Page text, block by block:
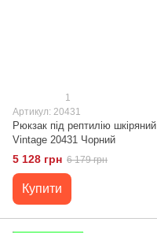
1
Артикул: 20431
Рюкзак під рептилію шкіряний
Vintage 20431 Чорний
5 128 грн 6 179 грн
Купити